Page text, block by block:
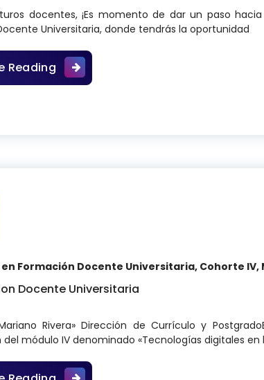
docentes, ¡Es momento de dar un paso
Universitaria, donde tendrás la oportunidad
ReadingDiplomado en Formación Docente
Formación Docente Universitaria, Cohorte IV,
Docente Universitaria
Rivera» Dirección de Currículo y
módulo IV denominado «Tecnologías digitales